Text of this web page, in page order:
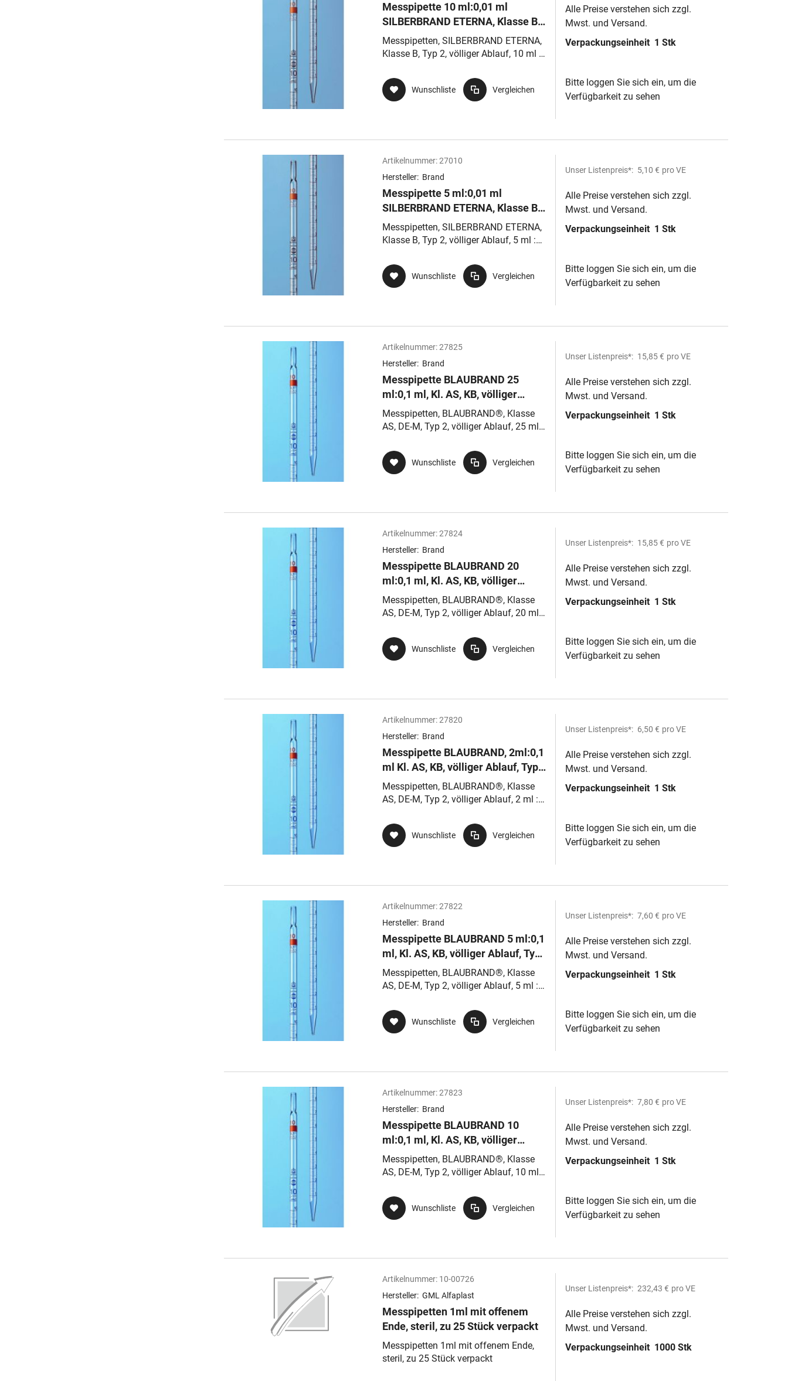
Messpipette 10 ml:0,01 ml
SILBERBRAND ETERNA, Klasse B,
völliger Ablauf, Typ 2,
Wattestopfende, Nennvolumen
Messpipetten, SILBERBRAND ETERNA,
Klasse B, Typ 2, völliger Ablauf, 10 ml :
Wattestopfende
Wunschliste Vergleichen
Alle Preise verstehen sich zzgl.
Mwst. und Versand.
Verpackungseinheit 1 Stk
Bitte loggen Sie sich ein, um die
Verfügbarkeit zu sehen
Artikelnummer:27010
Hersteller: Brand
Messpipette 5 ml:0,01 ml
SILBERBRAND ETERNA, Klasse B,
völliger Ablauf, Typ 2,
Wattestopfende, Nennvolumen
Messpipetten, SILBERBRAND ETERNA,
Klasse B, Typ 2, völliger Ablauf, 5 ml :
Wattestopfende
Wunschliste Vergleichen
Unser Listenpreis*: 5,10 € pro VE
Alle Preise verstehen sich zzgl.
Mwst. und Versand.
Verpackungseinheit 1 Stk
Bitte loggen Sie sich ein, um die
Verfügbarkeit zu sehen
Artikelnummer:27825
Hersteller: Brand
Messpipette BLAUBRAND 25
ml:0,1 ml, Kl. AS, KB, völliger
Ablauf, Typ 2, Nennvolumen oben
Messpipetten, BLAUBRAND®, Klasse
AS, DE-M, Typ 2, völliger Ablauf, 25 ml :
Wattestopfende
Wunschliste Vergleichen
Unser Listenpreis*: 15,85 € pro VE
Alle Preise verstehen sich zzgl.
Mwst. und Versand.
Verpackungseinheit 1 Stk
Bitte loggen Sie sich ein, um die
Verfügbarkeit zu sehen
Artikelnummer:27824
Hersteller: Brand
Messpipette BLAUBRAND 20
ml:0,1 ml, Kl. AS, KB, völliger
Ablauf, Typ 2, Nennvolumen oben
Messpipetten, BLAUBRAND®, Klasse
AS, DE-M, Typ 2, völliger Ablauf, 20 ml :
Wattestopfende
Wunschliste Vergleichen
Unser Listenpreis*: 15,85 € pro VE
Alle Preise verstehen sich zzgl.
Mwst. und Versand.
Verpackungseinheit 1 Stk
Bitte loggen Sie sich ein, um die
Verfügbarkeit zu sehen
Artikelnummer:27820
Hersteller: Brand
Messpipette BLAUBRAND, 2ml:0,1
ml Kl. AS, KB, völliger Ablauf, Typ
2, Nennvolumen oben
Messpipetten, BLAUBRAND®, Klasse
AS, DE-M, Typ 2, völliger Ablauf, 2 ml :
Wunschliste Vergleichen
Unser Listenpreis*: 6,50 € pro VE
Alle Preise verstehen sich zzgl.
Mwst. und Versand.
Verpackungseinheit 1 Stk
Bitte loggen Sie sich ein, um die
Verfügbarkeit zu sehen
Artikelnummer:27822
Hersteller: Brand
Messpipette BLAUBRAND 5 ml:0,1
ml, Kl. AS, KB, völliger Ablauf, Typ
2, Nennvolumen oben
Messpipetten, BLAUBRAND®, Klasse
AS, DE-M, Typ 2, völliger Ablauf, 5 ml :
Wattestopfende
Wunschliste Vergleichen
Unser Listenpreis*: 7,60 € pro VE
Alle Preise verstehen sich zzgl.
Mwst. und Versand.
Verpackungseinheit 1 Stk
Bitte loggen Sie sich ein, um die
Verfügbarkeit zu sehen
Artikelnummer:27823
Hersteller: Brand
Messpipette BLAUBRAND 10
ml:0,1 ml, Kl. AS, KB, völliger
Ablauf, Typ 2, Nennvolumen oben
Messpipetten, BLAUBRAND®, Klasse
AS, DE-M, Typ 2, völliger Ablauf, 10 ml :
Wattestopfende
Wunschliste Vergleichen
Unser Listenpreis*: 7,80 € pro VE
Alle Preise verstehen sich zzgl.
Mwst. und Versand.
Verpackungseinheit 1 Stk
Bitte loggen Sie sich ein, um die
Verfügbarkeit zu sehen
Artikelnummer: 10-00726
Hersteller: GML Alfaplast
Messpipetten 1ml mit offenem
Ende, steril, zu 25 Stück verpackt
Messpipetten 1ml mit offenem Ende,
steril, zu 25 Stück verpackt
Unser Listenpreis*: 232,43 € pro VE
Alle Preise verstehen sich zzgl.
Mwst. und Versand.
Verpackungseinheit 1000 Stk